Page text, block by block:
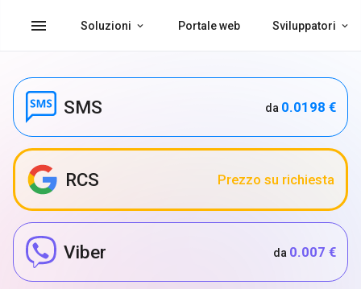
menu Soluzioni Portale web Sviluppatori
SMS da 0.0198 €
RCS Prezzo su richiesta
Viber da 0.007 €